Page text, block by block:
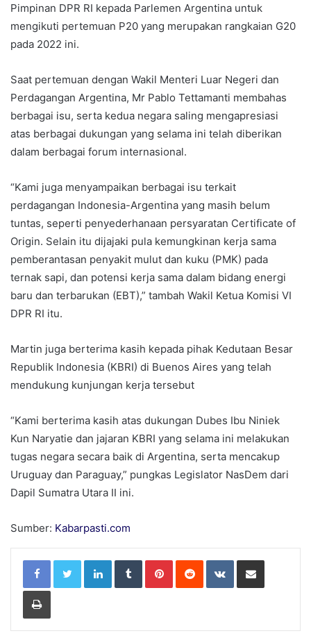
Pimpinan DPR RI kepada Parlemen Argentina untuk
mengikuti pertemuan P20 yang merupakan rangkaian G20
pada 2022 ini.
Saat pertemuan dengan Wakil Menteri Luar Negeri dan
Perdagangan Argentina, Mr Pablo Tettamanti membahas
berbagai isu, serta kedua negara saling mengapresiasi
atas berbagai dukungan yang selama ini telah diberikan
dalam berbagai forum internasional.
“Kami juga menyampaikan berbagai isu terkait
perdagangan Indonesia-Argentina yang masih belum
tuntas, seperti penyederhanaan persyaratan Certificate of
Origin. Selain itu dijajaki pula kemungkinan kerja sama
pemberantasan penyakit mulut dan kuku (PMK) pada
ternak sapi, dan potensi kerja sama dalam bidang energi
baru dan terbarukan (EBT),” tambah Wakil Ketua Komisi VI
DPR RI itu.
Martin juga berterima kasih kepada pihak Kedutaan Besar
Republik Indonesia (KBRI) di Buenos Aires yang telah
mendukung kunjungan kerja tersebut
“Kami berterima kasih atas dukungan Dubes Ibu Niniek
Kun Naryatie dan jajaran KBRI yang selama ini melakukan
tugas negara secara baik di Argentina, serta mencakup
Uruguay dan Paraguay,” pungkas Legislator NasDem dari
Dapil Sumatra Utara II ini.
Sumber: Kabarpasti.com
LinkedIn Tumblr Pinterest Reddit VKontakte
Print